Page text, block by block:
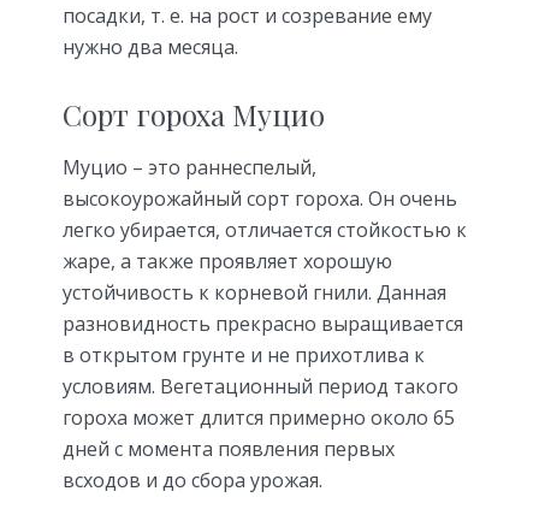
посадки, т. е. на рост и созревание ему
нужно два месяца.
Сорт гороха Муцио
Муцио – это раннеспелый,
высокоурожайный сорт гороха. Он очень
легко убирается, отличается стойкостью к
жаре, а также проявляет хорошую
устойчивость к корневой гнили. Данная
разновидность прекрасно выращивается
в открытом грунте и не прихотлива к
условиям. Вегетационный период такого
гороха может длится примерно около 65
дней с момента появления первых
всходов и до сбора урожая.